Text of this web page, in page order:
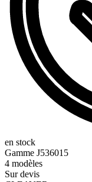
en stock
Gamme J536015
4 modèles
Sur devis